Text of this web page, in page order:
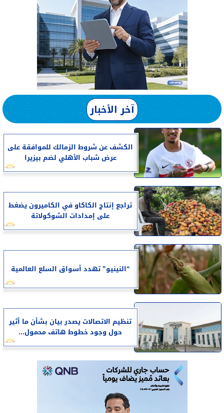
آخر الأخبار
الكشف عن شروط الزمالك للموافقة على
عرض شباب الأهلي لضم بيزيرا
تراجع إنتاج الكاكاو في الكاميرون يضغط
على إمدادات الشوكولاتة
“النينيو” تهدد أسواق السلع العالمية
تنظيم الاتصالات يصدر بيان بشأن ما أثير
حول وجود خطوط هاتف محمول...